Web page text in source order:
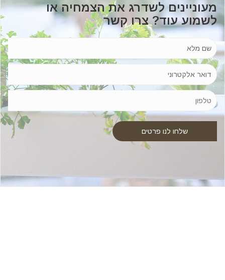
מעוניינים לשדרג את הצמחיה או
לשמוע עוד? צרו קשר